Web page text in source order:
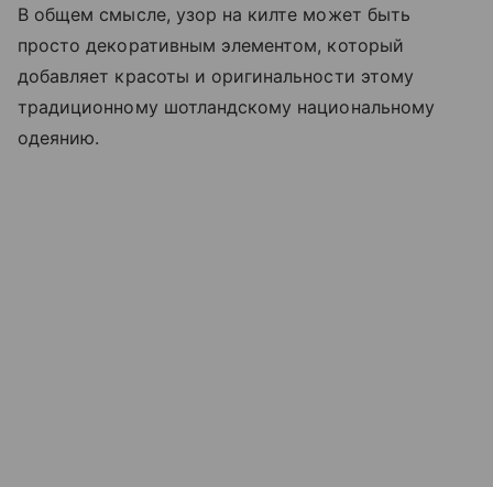
В общем смысле, узор на килте может быть
просто декоративным элементом, который
добавляет красоты и оригинальности этому
традиционному шотландскому национальному
одеянию.